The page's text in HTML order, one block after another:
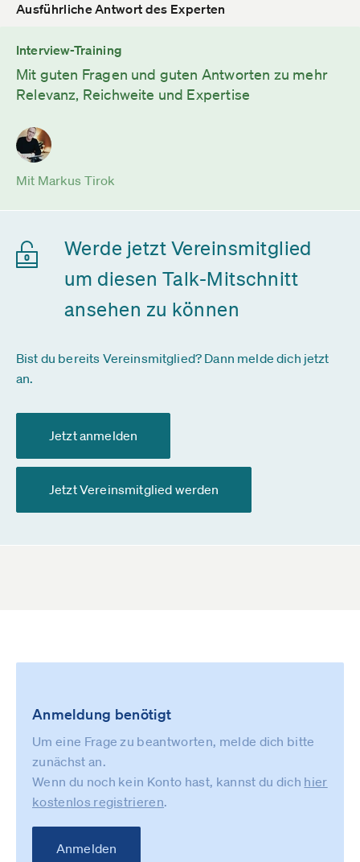
Ausführliche Antwort des Experten
Interview-Training
Mit guten Fragen und guten Antworten zu mehr
Relevanz, Reichweite und Expertise
Mit Markus Tirok
Werde jetzt Vereinsmitglied
um diesen Talk-Mitschnitt
ansehen zu können
Bist du bereits Vereinsmitglied? Dann melde dich jetzt
an.
Jetzt anmelden
Jetzt Vereinsmitglied werden
Anmeldung benötigt
Um eine Frage zu beantworten, melde dich bitte
zunächst an.
Wenn du noch kein Konto hast, kannst du dich hier
kostenlos registrieren.
Anmelden